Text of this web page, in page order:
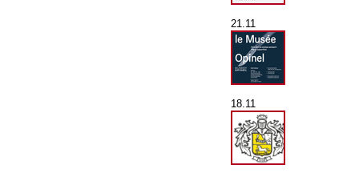
21.11
18.11